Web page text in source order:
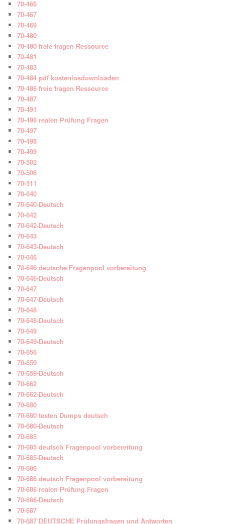
70-466
70-467
70-469
70-480
70-480 freie fragen Ressource
70-481
70-483
70-484 pdf kostenlosdownloaden
70-486 freie fragen Ressource
70-487
70-491
70-496 realen Prüfung Fragen
70-497
70-498
70-499
70-502
70-506
70-511
70-640
70-640-Deutsch
70-642
70-642-Deutsch
70-643
70-643-Deutsch
70-646
70-646 deutsche Fragenpool vorbereitung
70-646-Deutsch
70-647
70-647-Deutsch
70-648
70-648-Deutsch
70-649
70-649-Deutsch
70-656
70-659
70-659-Deutsch
70-662
70-662-Deutsch
70-680
70-680 testen Dumps deutsch
70-680-Deutsch
70-685
70-685 deutsch Fragenpool vorbereitung
70-685-Deutsch
70-686
70-686 deutsch Fragenpool vorbereitung
70-686 realen Prüfung Fragen
70-686-Deutsch
70-687
70-687 DEUTSCHE Prüfungsfragen und Antworten